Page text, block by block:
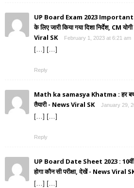
UP Board Exam 2023 Important
के लिए जारी किया गया दिशा निर्देश, CM
Viral SK
February 1, 2023 at 6:21 am
[…] […]
Reply
Math ka samasya Khatma : हर
तैयारी - News Viral SK
January 29,
[…] […]
Reply
UP Board Date Sheet 2023 : 10वीं
होगा कौन सी परीक्षा, देखें - News Viral
[…] […]